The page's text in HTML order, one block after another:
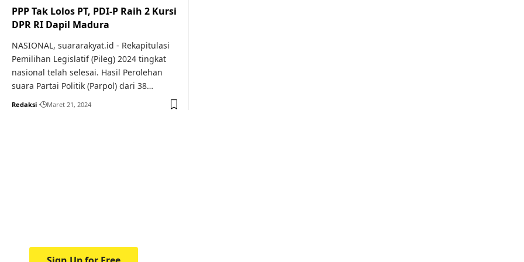
PPP Tak Lolos PT, PDI-P Raih 2 Kursi
DPR RI Dapil Madura
NASIONAL, suararakyat.id - Rekapitulasi
Pemilihan Legislatif (Pileg) 2024 tingkat
nasional telah selesai. Hasil Perolehan
suara Partai Politik (Parpol) dari 38…
Redaksi Maret 21, 2024